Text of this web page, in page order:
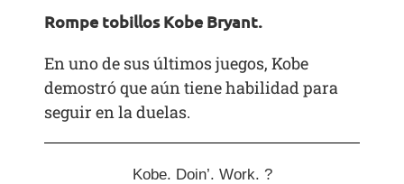
Rompe tobillos Kobe Bryant.
En uno de sus últimos juegos, Kobe
demostró que aún tiene habilidad para
seguir en la duelas.
Kobe. Doin’. Work. ?